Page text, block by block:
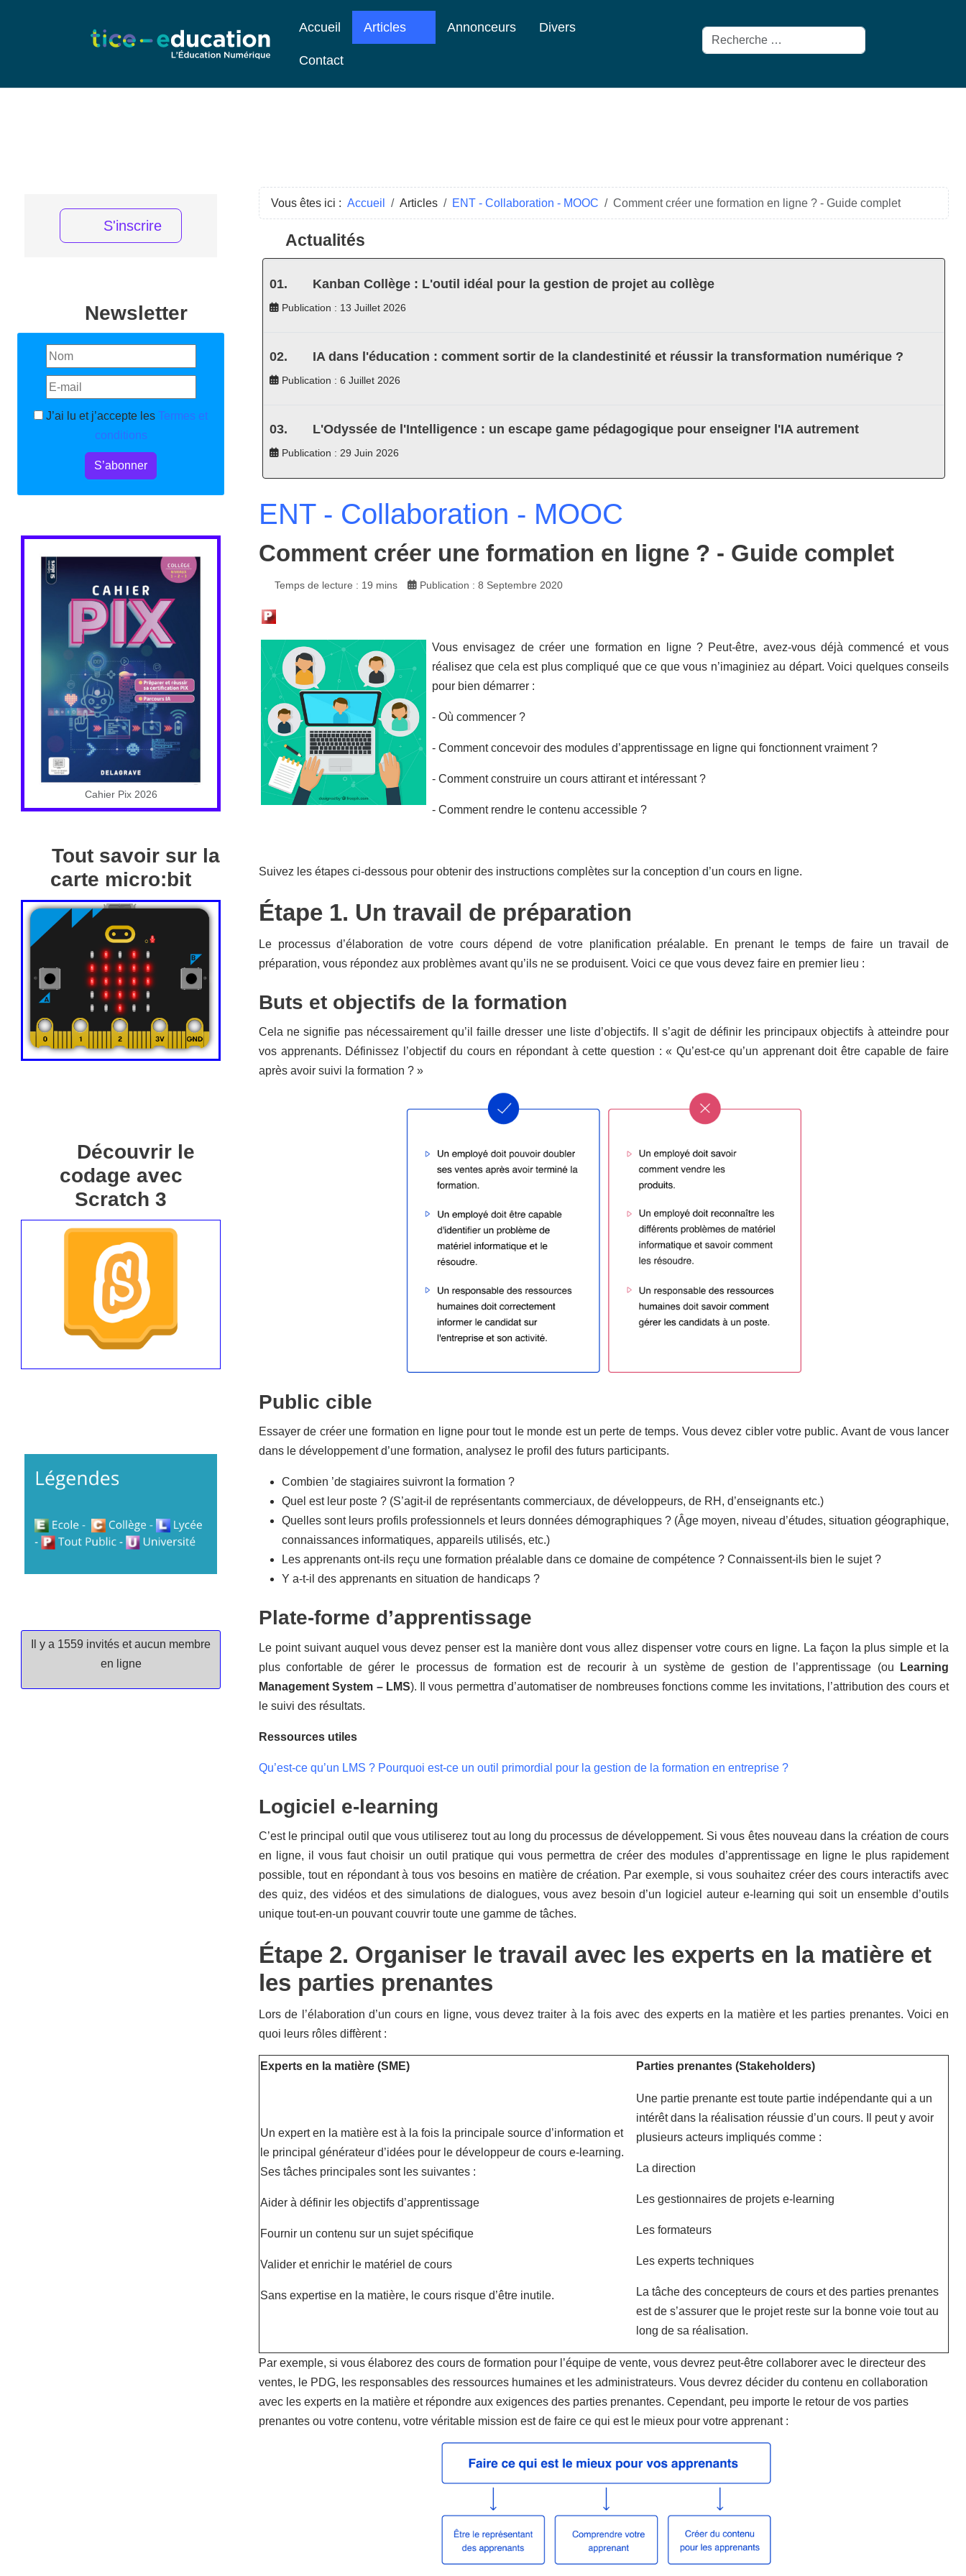
Accueil Articles Annonceurs Divers
Contact
Rechercher
S'inscrire
Newsletter
J’ai lu et j’accepte les Termes et
conditions
S’abonner
Cahier Pix 2026
Tout savoir sur la
carte micro:bit
Découvrir le
codage avec
Scratch 3
Il y a 1559 invités et aucun membre
en ligne
Vous êtes ici : Accueil Articles ENT - Collaboration - MOOC Comment créer une formation en ligne ? - Guide complet
Actualités
Kanban Collège : L'outil idéal pour la gestion de projet au collège
Publication : 13 Juillet 2026
IA dans l'éducation : comment sortir de la clandestinité et réussir la transformation numérique ?
Publication : 6 Juillet 2026
L'Odyssée de l'Intelligence : un escape game pédagogique pour enseigner l'IA autrement
Publication : 29 Juin 2026
ENT - Collaboration - MOOC
Comment créer une formation en ligne ? - Guide complet
Temps de lecture : 19 mins Publication : 8 Septembre 2020
Vous envisagez de créer une formation en ligne ? Peut-être, avez-vous déjà commencé et vous
réalisez que cela est plus compliqué que ce que vous n’imaginiez au départ. Voici quelques conseils
pour bien démarrer :
- Où commencer ?
- Comment concevoir des modules d’apprentissage en ligne qui fonctionnent vraiment ?
- Comment construire un cours attirant et intéressant ?
- Comment rendre le contenu accessible ?
Suivez les étapes ci-dessous pour obtenir des instructions complètes sur la conception d’un cours en ligne.
Étape 1. Un travail de préparation
Le processus d’élaboration de votre cours dépend de votre planification préalable. En prenant le temps de faire un travail de
préparation, vous répondez aux problèmes avant qu’ils ne se produisent. Voici ce que vous devez faire en premier lieu :
Buts et objectifs de la formation
Cela ne signifie pas nécessairement qu’il faille dresser une liste d’objectifs. Il s’agit de définir les principaux objectifs à atteindre pour
vos apprenants. Définissez l’objectif du cours en répondant à cette question : « Qu’est-ce qu’un apprenant doit être capable de faire
après avoir suivi la formation ? »
Public cible
Essayer de créer une formation en ligne pour tout le monde est un perte de temps. Vous devez cibler votre public. Avant de vous lancer
dans le développement d’une formation, analysez le profil des futurs participants.
Combien ’de stagiaires suivront la formation ?
Quel est leur poste ? (S’agit-il de représentants commerciaux, de développeurs, de RH, d’enseignants etc.)
Quelles sont leurs profils professionnels et leurs données démographiques ? (Âge moyen, niveau d’études, situation géographique,
connaissances informatiques, appareils utilisés, etc.)
Les apprenants ont-ils reçu une formation préalable dans ce domaine de compétence ? Connaissent-ils bien le sujet ?
Y a-t-il des apprenants en situation de handicaps ?
Plate-forme d’apprentissage
Le point suivant auquel vous devez penser est la manière dont vous allez dispenser votre cours en ligne. La façon la plus simple et la
plus confortable de gérer le processus de formation est de recourir à un système de gestion de l’apprentissage (ou
Learning
Management System – LMS). Il vous permettra d’automatiser de nombreuses fonctions comme les invitations, l’attribution des cours et
le suivi des résultats.
Ressources utiles
Qu’est-ce qu’un LMS ? Pourquoi est-ce un outil primordial pour la gestion de la formation en entreprise ?
Logiciel e-learning
C’est le principal outil que vous utiliserez tout au long du processus de développement. Si vous êtes nouveau dans la création de cours
en ligne, il vous faut choisir un outil pratique qui vous permettra de créer des modules d’apprentissage en ligne le plus rapidement
possible, tout en répondant à tous vos besoins en matière de création. Par exemple, si vous souhaitez créer des cours interactifs avec
des quiz, des vidéos et des simulations de dialogues, vous avez besoin d’un logiciel auteur e-learning qui soit un ensemble d’outils
unique tout-en-un pouvant couvrir toute une gamme de tâches.
Étape 2. Organiser le travail avec les experts en la matière et
les parties prenantes
Lors de l’élaboration d’un cours en ligne, vous devez traiter à la fois avec des experts en la matière et les parties prenantes. Voici en
quoi leurs rôles diffèrent :
Experts en la matière (SME) Parties prenantes (Stakeholders)
Un expert en la matière est à la fois la principale source d’information et
le principal générateur d’idées pour le développeur de cours e-learning.
Ses tâches principales sont les suivantes :
Aider à définir les objectifs d’apprentissage
Fournir un contenu sur un sujet spécifique
Valider et enrichir le matériel de cours
Sans expertise en la matière, le cours risque d’être inutile.
Une partie prenante est toute partie indépendante qui a un
intérêt dans la réalisation réussie d’un cours. Il peut y avoir
plusieurs acteurs impliqués comme :
La direction
Les gestionnaires de projets e-learning
Les formateurs
Les experts techniques
La tâche des concepteurs de cours et des parties prenantes
est de s’assurer que le projet reste sur la bonne voie tout au
long de sa réalisation.
Par exemple, si vous élaborez des cours de formation pour l’équipe de vente, vous devrez peut-être collaborer avec le directeur des
ventes, le PDG, les responsables des ressources humaines et les administrateurs. Vous devrez décider du contenu en collaboration
avec les experts en la matière et répondre aux exigences des parties prenantes. Cependant, peu importe le retour de vos parties
prenantes ou votre contenu, votre véritable mission est de faire ce qui est le mieux pour votre apprenant :